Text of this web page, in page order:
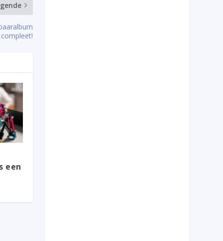
compleet!
een